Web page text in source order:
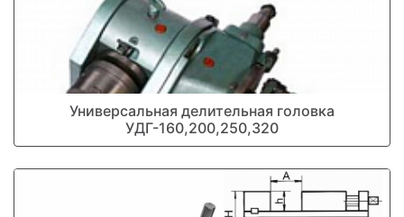
Универсальная делительная головка
УДГ-160,200,250,320